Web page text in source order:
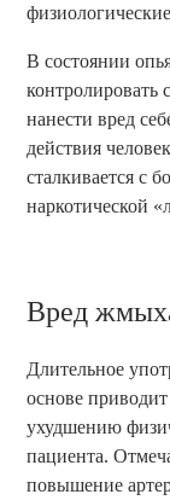
В состоянии
контролировать
нанести вред
действия
сталкивается с
наркотической
Вред
Длительное
основе
ухудшению
пациента.
повышение